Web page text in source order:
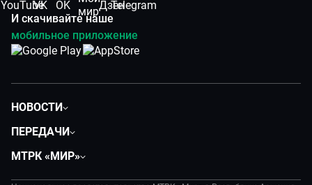
И скачивайте наше
мобильное приложение
НОВОСТИ
Экономика
Происшествия
ПЕРЕДАЧИ
МТРК «МИР»